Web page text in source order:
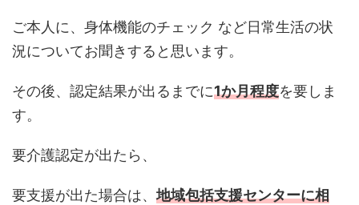
ご本人に、身体機能のチェック など日常生活の状
況についてお聞きすると思います。
その後、認定結果が出るまでに1か月程度を要しま
す。
要介護認定が出たら、
要支援が出た場合は、地域包括支援センターに相